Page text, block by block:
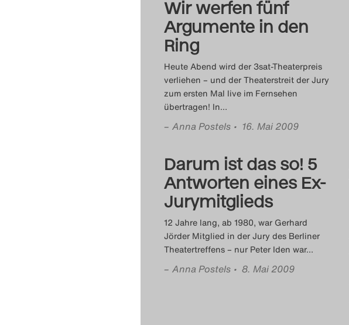
Wir werfen fünf
Argumente in den
Ring
Heute Abend wird der 3sat-Theaterpreis
verliehen – und der Theaterstreit der Jury
zum ersten Mal live im Fernsehen
übertragen! In…
– Anna Postels • 16. Mai 2009
Darum ist das so! 5
Antworten eines Ex-
Jurymitglieds
12 Jahre lang, ab 1980, war Gerhard
Jörder Mitglied in der Jury des Berliner
Theatertreffens – nur Peter Iden war…
– Anna Postels • 8. Mai 2009